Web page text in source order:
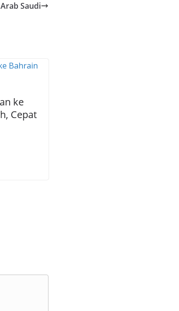
Saudi
ke
Cepat